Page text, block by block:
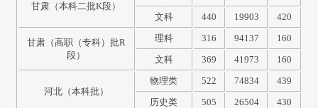
甘肃（本科二批K段）
文科
440 19903 420
甘肃（高职（专科）批R
段）
理科 316 94137
160
文科
369 41973 160
河北（本科批）
物理类 522 74834
439
历史类
505 26504 430